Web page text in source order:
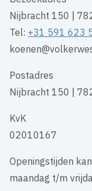
Nijbracht 150 |
Tel: +31 591 623
Postadres
Nijbracht 150 |
KvK
02010167
Openingstijden
maandag t/m